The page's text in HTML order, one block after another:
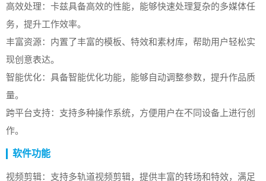
高效处理：卡兹具备高效的性能，能够快速处理复杂的多媒体任
务，提升工作效率。
丰富资源：内置了丰富的模板、特效和素材库，帮助用户轻松实
现创意表达。
智能优化：具备智能优化功能，能够自动调整参数，提升作品质
量。
跨平台支持：支持多种操作系统，方便用户在不同设备上进行创
作。
软件功能
视频剪辑：支持多轨道视频剪辑，提供丰富的转场和特效，满足